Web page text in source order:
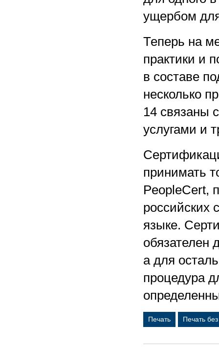
ущербом для
Теперь на
практики и
в составе
несколько
14 связаны
услугами и
принимать
PeopleCert,
российских
языке.
обязателен
а для
процедура
Печать Печать